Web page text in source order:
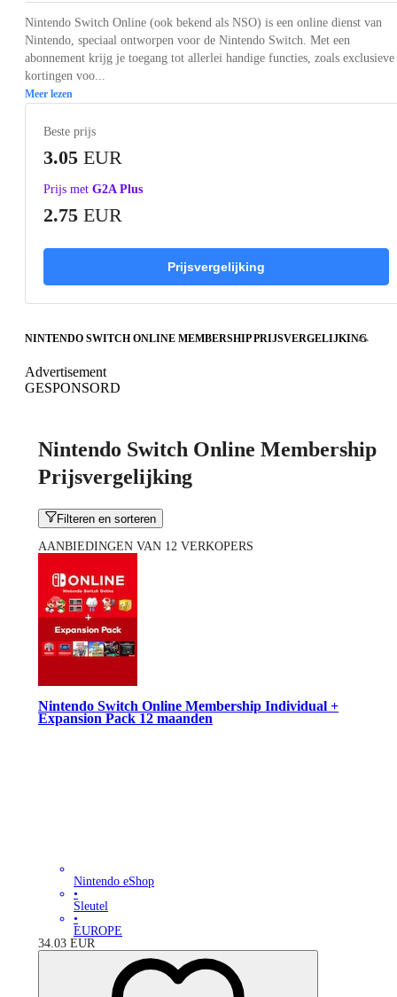
Nintendo Switch Online (ook bekend als NSO) is een online dienst van
Nintendo, speciaal ontworpen voor de Nintendo Switch. Met een
abonnement krijg je toegang tot allerlei handige functies, zoals exclusieve
kortingen voo...
Meer lezen
Beste prijs
3.05 EUR
Prijs met G2A Plus
2.75 EUR
Prijsvergelijking
NINTENDO SWITCH ONLINE MEMBERSHIP PRIJSVERGELIJKING
Advertisement
GESPONSORD
Nintendo Switch Online Membership
Prijsvergelijking
Filteren en sorteren
AANBIEDINGEN VAN 12 VERKOPERS
Nintendo Switch Online Membership Individual +
Expansion Pack 12 maanden
Nintendo eShop
•
Sleutel
•
EUROPE
34.03 EUR